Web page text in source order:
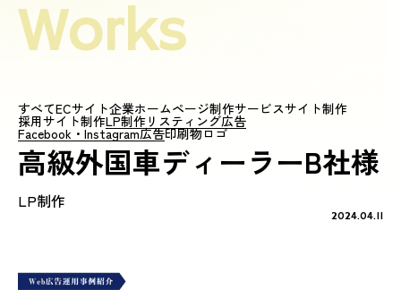
Works
すべてECサイト企業ホームページ制作サービスサイト制作
採用サイト制作LP制作 リスティング広告
Facebook・Instagram広告印刷物ロゴ
高級外国車ディーラーB社様
LP制作
2024.04.11